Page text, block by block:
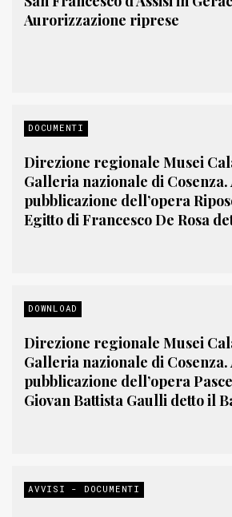
Aurorizzazione riprese
DOCUMENTI
Direzione regionale Musei
Galleria nazionale di
pubblicazione dell’opera
Egitto di Francesco De Rosa
DOWNLOAD
Direzione regionale Musei
Galleria nazionale di
pubblicazione dell’opera
Giovan Battista Gaulli detto il
AVVISI - DOCUMENTI